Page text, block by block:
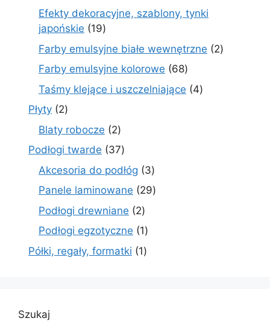
produkty
Efekty dekoracyjne, szablony, tynki
japońskie
1919
produktów
Farby emulsyjne białe wewnętrzne 22
Farby emulsyjne kolorowe 6868
produktów
Taśmy klejące i uszczelniające 44
Płyty 22
produkty
Blaty robocze 22
produkty
Podłogi twarde 3737
produktów
Akcesoria do podłóg 33
produkty
Panele laminowane 2929
Podłogi drewniane 22
produkty
Podłogi egzotyczne 11
produkt
Półki, regały, formatki 11
Szukaj